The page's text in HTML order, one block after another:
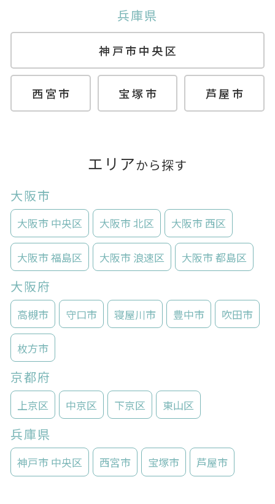
兵庫県
神戸市中央区
西宮市 宝塚市 芦屋市
エリアから探す
大阪市
大阪市 中央区 大阪市 北区 大阪市 西区
大阪市 福島区 大阪市 浪速区 大阪市 都島区
大阪府
高槻市 守口市 寝屋川市 豊中市 吹田市
枚方市
京都府
上京区 中京区 下京区 東山区
兵庫県
神戸市 中央区 西宮市 宝塚市 芦屋市